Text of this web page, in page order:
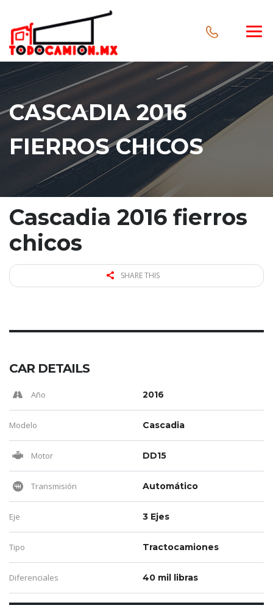
CASCADIA 2016
FIERROS CHICOS
Cascadia 2016 fierros
chicos
SHARE THIS
VENDIDO
CAR DETAILS
Año 2016
Modelo Cascadia
Motor DD15
Transmisión Automático
Eje 3 Ejes
Tipo Tractocamiones
Diferenciales 40 mil libras